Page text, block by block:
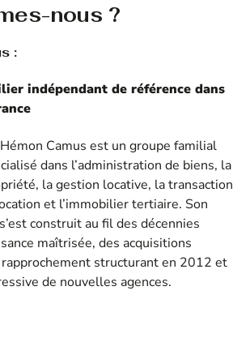
nous ?
:
indépendant de référence dans
Camus est un groupe familial
dans l’administration de biens, la
la gestion locative, la transaction
et l’immobilier tertiaire. Son
construit au fil des décennies
maîtrisée, des acquisitions
structurant en 2012 et
de nouvelles agences.